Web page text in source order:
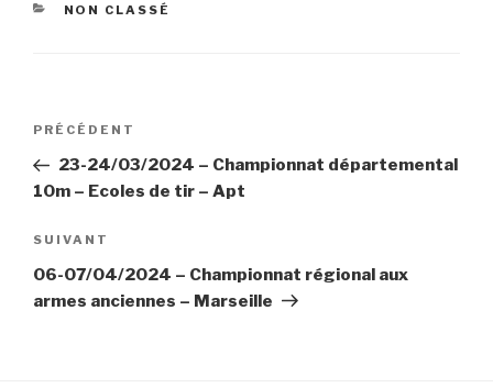
CATÉGORIES
NON CLASSÉ
Navigation
l’article
Article
précédent
PRÉCÉDENT
23-24/03/2024 – Championnat départemental
10m – Ecoles de tir – Apt
Article
suivant
SUIVANT
06-07/04/2024 – Championnat régional aux
armes anciennes – Marseille